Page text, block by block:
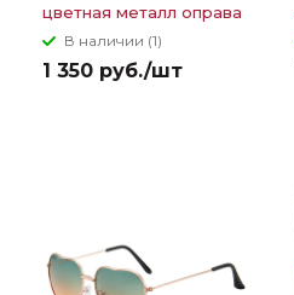
цветная металл оправа
и линзы
В наличии (1)
1 350 руб./шт